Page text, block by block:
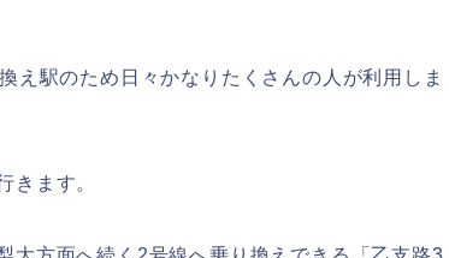
え駅のため日々かなりたくさんの人が利用しま
きます。